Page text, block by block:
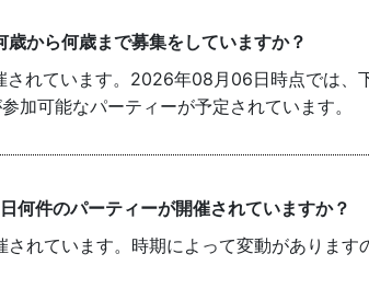
から何歳まで募集をしていますか？
されています。2026年08月06日時点では、
加可能なパーティーが予定されています。
何件のパーティーが開催されていますか？
れています。時期によって変動があります